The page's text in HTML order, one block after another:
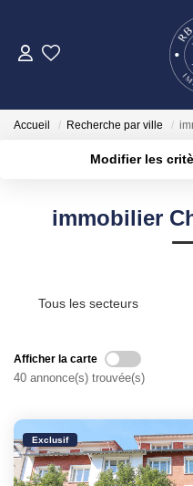
Accueil Recherche par ville
Modifier les
Type de bien
immobilier
Tous les secteurs
Afficher la carte
40 annonce(s) trouvée(s)
Exclusif